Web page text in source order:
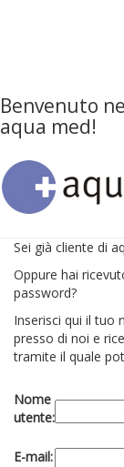
Benvenuto
aqua med!
Sei già cliente di
Oppure hai
password?
Inserisci qui il tuo
presso di noi e
tramite il quale
Nome
utente:
E-mail: